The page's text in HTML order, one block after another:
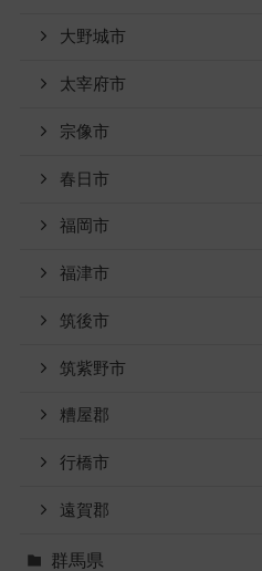
大野城市
太宰府市
宗像市
春日市
福岡市
福津市
筑後市
筑紫野市
糟屋郡
行橋市
遠賀郡
群馬県